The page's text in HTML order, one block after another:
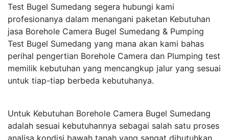
Test Bugel Sumedang segera hubungi kami
profesionanya dalam menangani paketan Kebutuhan
jasa Borehole Camera Bugel Sumedang & Pumping
Test Bugel Sumedang yang mana akan kami bahas
perihal pengertian Borehole Camera dan Plumping test
memilik kebutuhan yang mencangkup jalur yang sesuai
untuk tiap-tiap berbeda kebutuhanya.
Untuk Kebutuhan Borehole Camera Bugel Sumedang
adalah sesuai kebutuhannya sebagai salah satu proses
analisa kondisi bawah tanah yang sangat dibutuhkan